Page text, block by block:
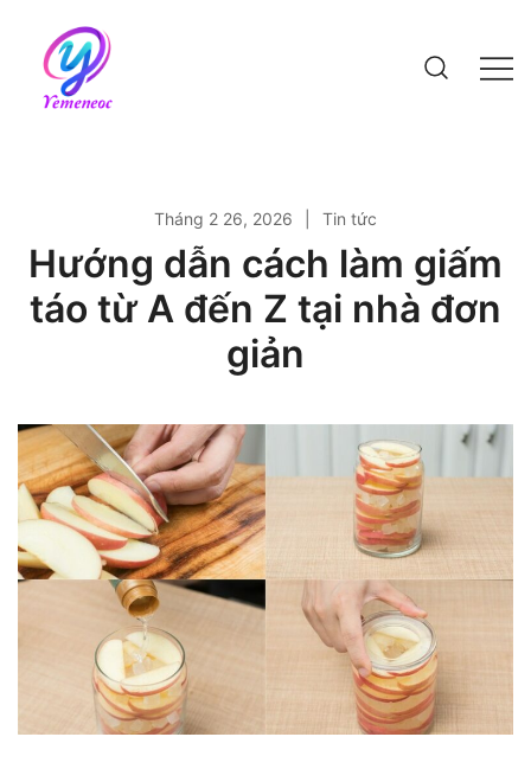
content
Tháng 2 26, 2026 Tin tức
Hướng dẫn cách làm giấm
táo từ A đến Z tại nhà đơn
giản